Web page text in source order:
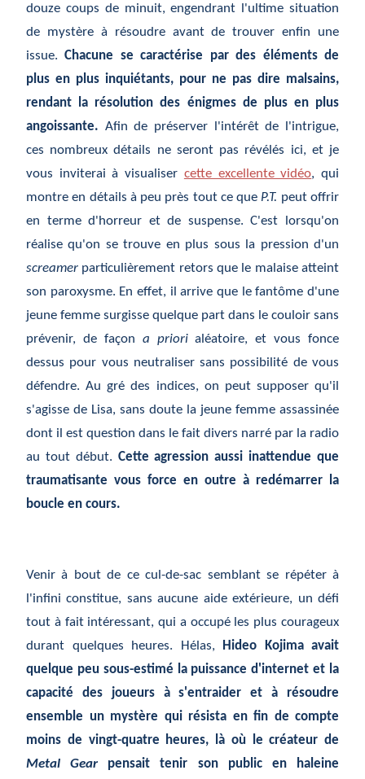
douze coups de minuit, engendrant l'ultime situation
de mystère à résoudre avant de trouver enfin une
issue.Chacune se caractérise par des éléments de
plus en plus inquiétants, pour ne pas dire malsains,
rendant la résolution des énigmes de plus en plus
angoissante. Afin de préserver l'intérêt de l'intrigue,
ces nombreux détails ne seront pas révélés ici, et je
vous inviterai à visualiser cette excellente vidéo, qui
montre en détails à peu près tout ce que P.T. peut offrir
en terme d'horreur et de suspense. C'est lorsqu'on
réalise qu'on se trouve en plus sous la pression d'un
screamer particulièrement retors que le malaise atteint
son paroxysme. En effet, il arrive que le fantôme d'une
jeune femme surgisse quelque part dans le couloir sans
prévenir, de façon a priorialéatoire, et vous fonce
dessus pour vous neutraliser sans possibilité de vous
défendre. Au gré des indices, on peut supposer qu'il
s'agisse de Lisa, sans doute la jeune femme assassinée
dont il est question dans le fait divers narré par la radio
au tout début. Cette agression aussi inattendue que
traumatisante vous force en outre à redémarrer la
boucle en cours.
Venir à bout de ce cul-de-sac semblant se répéter à
l'infini constitue, sans aucune aide extérieure, un défi
tout à fait intéressant, qui a occupé les plus courageux
durant quelques heures. Hélas,
Hideo Kojima avait
quelque peu sous-estimé la puissance d'internet et la
capacité des joueurs à s'entraider et à résoudre
ensemble un mystère qui résista en fin de compte
moins de vingt-quatre heures, là où le créateur de
Metal Gear pensait tenir son public en haleine